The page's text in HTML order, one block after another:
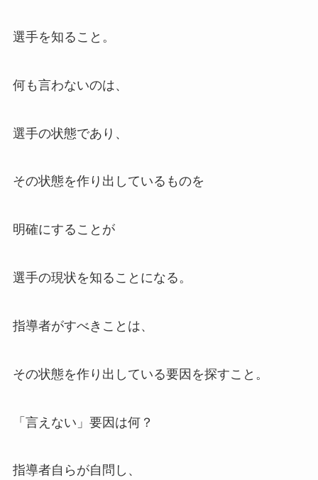
選手を知ること。
何も言わないのは、
選手の状態であり、
その状態を作り出しているものを
明確にすることが
選手の現状を知ることになる。
指導者がすべきことは、
その状態を作り出している要因を探すこと。
「言えない」要因は何？
指導者自らが自問し、